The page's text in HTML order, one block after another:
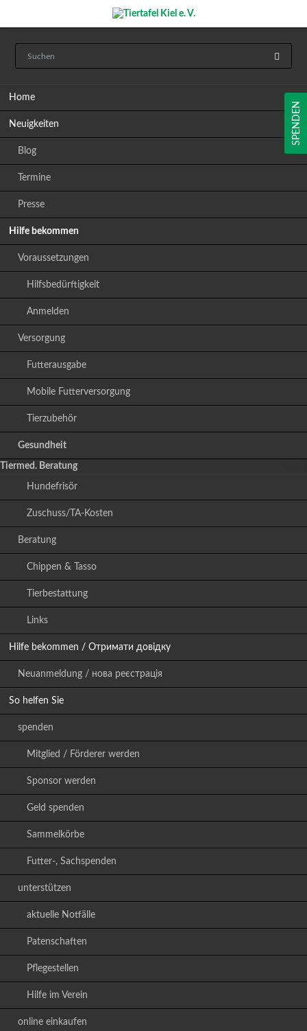
Home
Neuigkeiten
Blog
Termine
Presse
Hilfe bekommen
Voraussetzungen
Hilfsbedürftigkeit
Anmelden
Versorgung
Futterausgabe
Mobile Futterversorgung
Tierzubehör
Gesundheit
Tiermed. Beratung
Hundefrisör
Zuschuss/TA-Kosten
Beratung
Chippen & Tasso
Tierbestattung
Links
Hilfe bekommen / Отримати довідку
Neuanmeldung / нова реєстрація
So helfen Sie
spenden
Mitglied / Förderer werden
Sponsor werden
Geld spenden
Sammelkörbe
Futter-, Sachspenden
unterstützen
aktuelle Notfälle
Patenschaften
Pflegestellen
Hilfe im Verein
online einkaufen
SPENDEN